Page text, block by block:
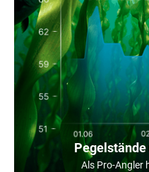
Als Pro-Angler